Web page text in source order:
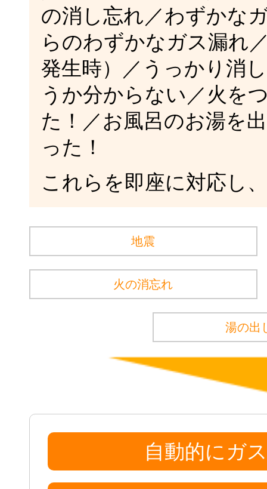
の消し忘れ／わずかな
らのわずかなガス漏れ
発生時）／うっかり消
うか分からない／火を
た！／お風呂のお湯を
った！
これらを即座に対応し
地震
火の消忘れ
湯の出
自動的にガ